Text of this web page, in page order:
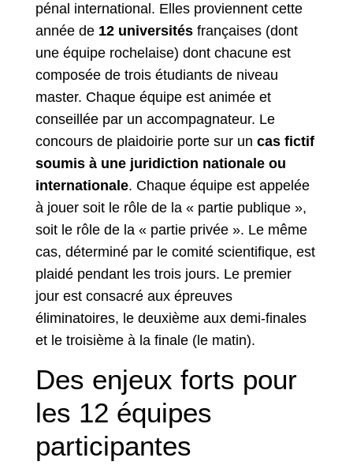
pénal international. Elles proviennent cette
année de 12 universités françaises (dont
une équipe rochelaise) dont chacune est
composée de trois étudiants de niveau
master. Chaque équipe est animée et
conseillée par un accompagnateur. Le
concours de plaidoirie porte sur un cas fictif
soumis à une juridiction nationale ou
internationale. Chaque équipe est appelée
à jouer soit le rôle de la « partie publique »,
soit le rôle de la « partie privée ». Le même
cas, déterminé par le comité scientifique, est
plaidé pendant les trois jours. Le premier
jour est consacré aux épreuves
éliminatoires, le deuxième aux demi-finales
et le troisième à la finale (le matin).
Des enjeux forts pour
les 12 équipes
participantes